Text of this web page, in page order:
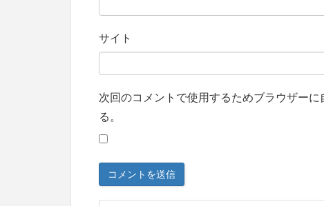
サイト
次回のコメントで使用するためブラウザー
る。